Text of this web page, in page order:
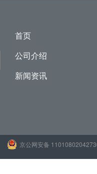
首页
公司介绍
新闻资讯
京公网安备